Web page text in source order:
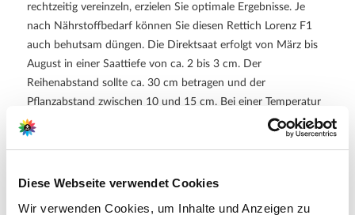
Diese Webseite verwendet Cookies
Wir verwenden Cookies, um Inhalte und Anzeigen zu
rechtzeitig vereinzeln, erzielen Sie optimale Ergebnisse. Je
nach Nährstoffbedarf können Sie diesen Rettich Lorenz F1
auch behutsam düngen. Die Direktsaat erfolgt von März bis
August in einer Saattiefe von ca. 2 bis 3 cm. Der
Reihenabstand sollte ca. 30 cm betragen und der
Pflanzabstand zwischen 10 und 15 cm. Bei einer Temperatur
zwischen 8 bis 15 °C keimt der Rettich Lorenz F1 innerhalb
von 7 bis 14 Tagen. Ernten können Sie den Rettich von Mai
Was bedeutet F1?